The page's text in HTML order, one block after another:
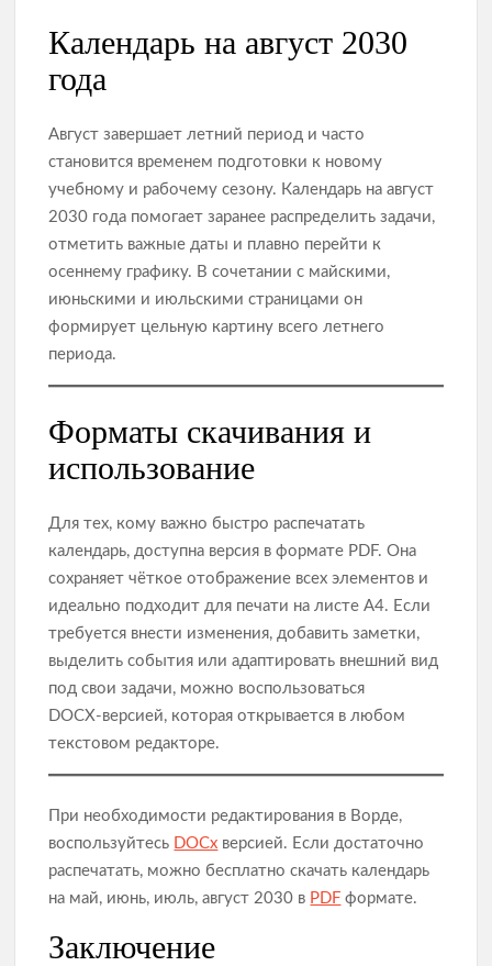
Календарь на август 2030
года
Август завершает летний период и часто
становится временем подготовки к новому
учебному и рабочему сезону. Календарь на август
2030 года помогает заранее распределить задачи,
отметить важные даты и плавно перейти к
осеннему графику. В сочетании с майскими,
июньскими и июльскими страницами он
формирует цельную картину всего летнего
периода.
Форматы скачивания и
использование
Для тех, кому важно быстро распечатать
календарь, доступна версия в формате PDF. Она
сохраняет чёткое отображение всех элементов и
идеально подходит для печати на листе А4. Если
требуется внести изменения, добавить заметки,
выделить события или адаптировать внешний вид
под свои задачи, можно воспользоваться
DOCX‑версией, которая открывается в любом
текстовом редакторе.
При необходимости редактирования в Ворде,
воспользуйтесь DOCx версией. Если достаточно
распечатать, можно бесплатно скачать календарь
на май, июнь, июль, август 2030 в PDF формате.
Заключение